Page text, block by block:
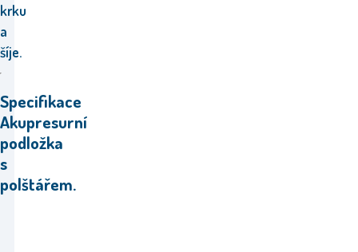
krku
a
šíje.
Specifikace
Akupresurní
podložka
s
polštářem.